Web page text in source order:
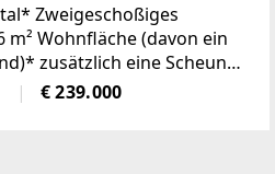
Zweigeschoßiges
Wohnfläche (davon ein
zusätzlich eine Scheune
des
1.122 m² Bauland rund um
€ 239.000